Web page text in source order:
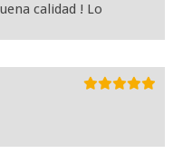
calidad ! Lo